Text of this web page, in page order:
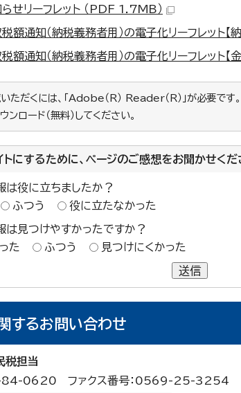
せリーフレット （PDF 1.7MB）
額通知（納税義務者用）の電子化リーフレット
額通知（納税義務者用）の電子化リーフレット
ただくには、「Adobe（R） Reader（R）」が必要です
ンロード（無料）してください。
トにするために、ページのご感想をお聞かせくだ
は役に立ちましたか？
ふつう 役に立たなかった
は見つけやすかったですか？
た
ふつう 見つけにくかった
送信
するお問い合わせ
税担当
84-0620 ファクス番号：0569-25-3254